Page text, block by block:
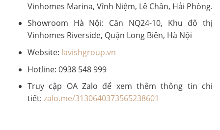
Vinhomes Marina, Vĩnh Niệm, Lê Chân, Hải Phòng.
Showroom Hà Nội: Căn NQ24-10, Khu đô thị
Vinhomes Riverside, Quận Long Biên, Hà Nội
Website: lavishgroup.vn
Hotline: 0938 548 999
Truy cập OA Zalo để xem thêm thông tin chi
tiết: zalo.me/3130640373565238601